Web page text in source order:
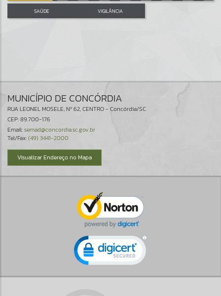
SAÚDE VIGILÂNCIA
MUNICÍPIO DE CONCÓRDIA
RUA LEONEL MOSELE, Nº 62, CENTRO - Concórdia/SC
CEP: 89.700-176
Email:semad@concordia.sc.gov.br
Tel/Fax:(49) 3441-2000
Visualizar Endereço no Mapa